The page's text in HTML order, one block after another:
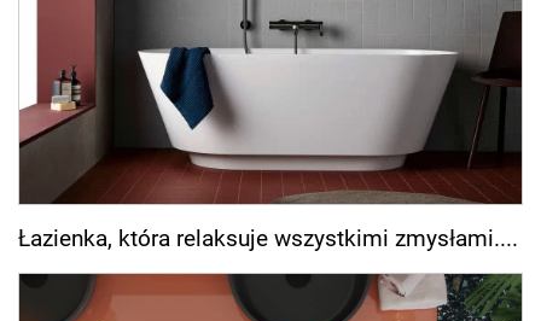
Łazienka, która relaksuje wszystkimi zmysłami....